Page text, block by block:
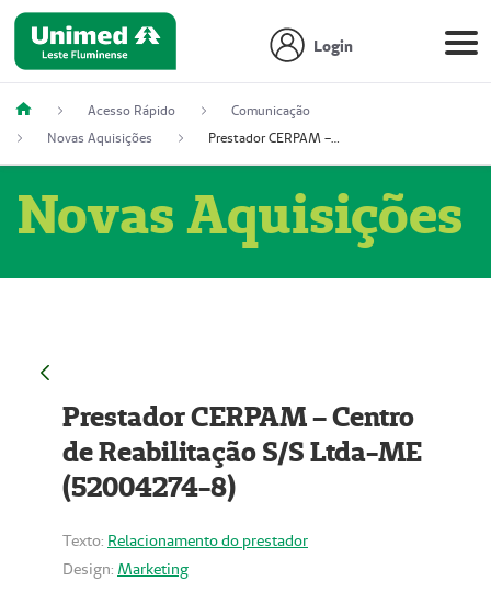
Login
Acesso Rápido
Comunicação
Novas Aquisições
Prestador CERPAM – Centro de Reabilitação S/S Ltda-ME (52004274-8)
Novas Aquisições
Prestador CERPAM – Centro
de Reabilitação S/S Ltda-ME
(52004274-8)
Texto: Relacionamento do prestador
Design: Marketing